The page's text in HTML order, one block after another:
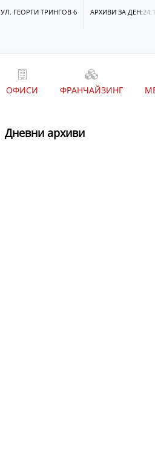
УЛ. ГЕОРГИ ТРИНГОВ 6 АРХИВИ ЗА ДЕН:
ОФИСИ ФРАНЧАЙЗИНГ
Дневни архиви